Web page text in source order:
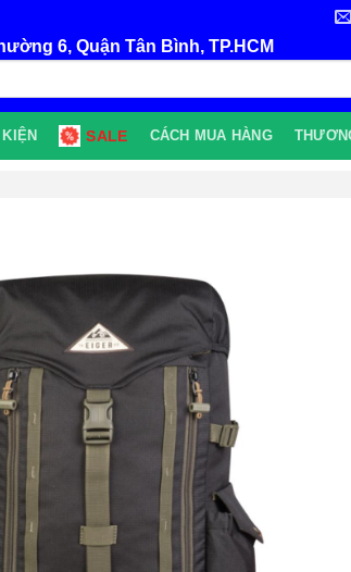
6, Quận Tân Bình, TP.HCM
SALE CÁCH MUA HÀNG